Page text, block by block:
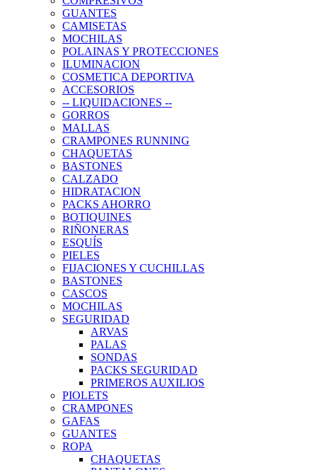
GUANTES
CAMISETAS
MOCHILAS
POLAINAS Y PROTECCIONES
ILUMINACION
COSMETICA DEPORTIVA
ACCESORIOS
-- LIQUIDACIONES --
GORROS
MALLAS
CRAMPONES RUNNING
CHAQUETAS
BASTONES
CALZADO
HIDRATACION
PACKS AHORRO
BOTIQUINES
RIÑONERAS
ESQUÍS
PIELES
FIJACIONES Y CUCHILLAS
BASTONES
CASCOS
MOCHILAS
SEGURIDAD
ARVAS
PALAS
SONDAS
PACKS SEGURIDAD
PRIMEROS AUXILIOS
PIOLETS
CRAMPONES
GAFAS
GUANTES
ROPA
CHAQUETAS